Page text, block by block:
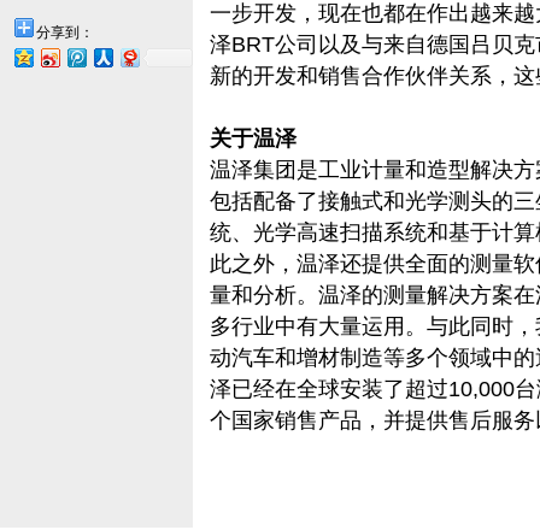
分享到：
一步开发，现在也都在作出越来
泽BRT公司以及与来自德国吕贝
新的开发和销售合作伙伴关系，
关于温泽
温泽集团是工业计量和造型解决
包括配备了接触式和光学测头的
统、光学高速扫描系统和基于计
此之外，温泽还提供全面的测量
量和分析。温泽的测量解决方案
多行业中有大量运用。与此同时
动汽车和增材制造等多个领域中
泽已经在全球安装了超过10,000
个国家销售产品，并提供售后服